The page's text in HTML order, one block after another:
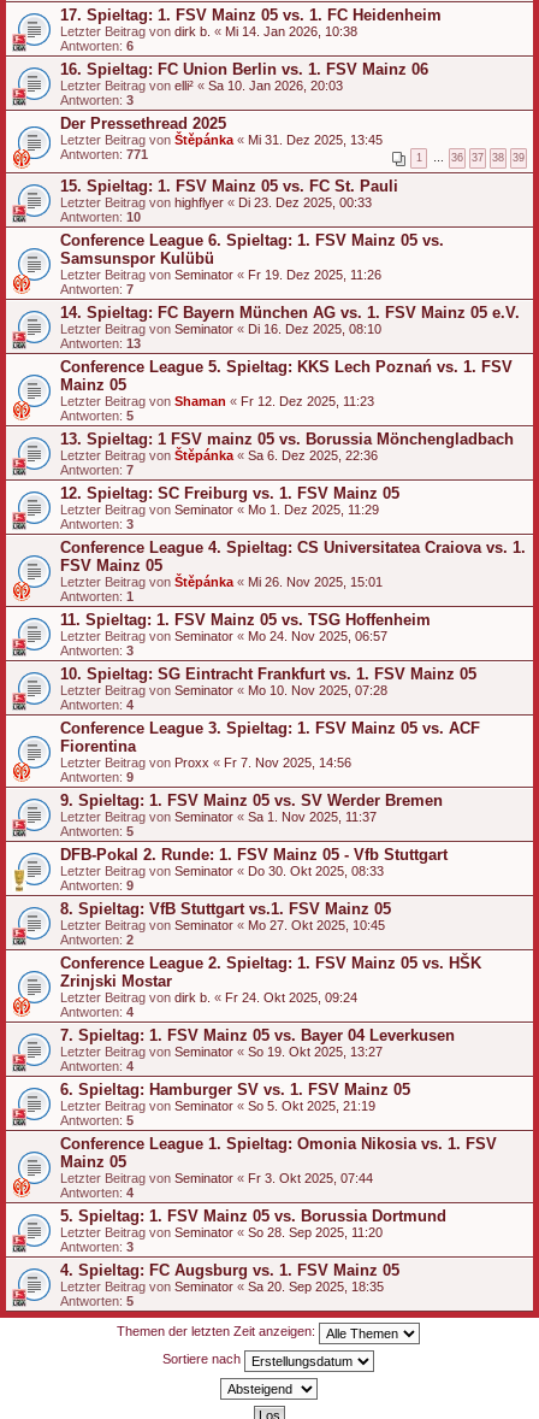
17. Spieltag: 1. FSV Mainz 05 vs. 1. FC Heidenheim
Letzter Beitrag von dirk b. « Mi 14. Jan 2026, 10:38
Antworten: 6
16. Spieltag: FC Union Berlin vs. 1. FSV Mainz 06
Letzter Beitrag von elli² « Sa 10. Jan 2026, 20:03
Antworten: 3
Der Pressethread 2025
Letzter Beitrag von Štěpánka « Mi 31. Dez 2025, 13:45
Antworten: 771 1 36 37 38 39
15. Spieltag: 1. FSV Mainz 05 vs. FC St. Pauli
Letzter Beitrag von highflyer « Di 23. Dez 2025, 00:33
Antworten: 10
Conference League 6. Spieltag: 1. FSV Mainz 05 vs.
Samsunspor Kulübü
Letzter Beitrag von Seminator « Fr 19. Dez 2025, 11:26
Antworten: 7
14. Spieltag: FC Bayern München AG vs. 1. FSV Mainz 05 e.V.
Letzter Beitrag von Seminator « Di 16. Dez 2025, 08:10
Antworten: 13
Conference League 5. Spieltag: KKS Lech Poznań vs. 1. FSV
Mainz 05
Letzter Beitrag von Shaman « Fr 12. Dez 2025, 11:23
Antworten: 5
13. Spieltag: 1 FSV mainz 05 vs. Borussia Mönchengladbach
Letzter Beitrag von Štěpánka « Sa 6. Dez 2025, 22:36
Antworten: 7
12. Spieltag: SC Freiburg vs. 1. FSV Mainz 05
Letzter Beitrag von Seminator « Mo 1. Dez 2025, 11:29
Antworten: 3
Conference League 4. Spieltag: CS Universitatea Craiova vs. 1.
FSV Mainz 05
Letzter Beitrag von Štěpánka « Mi 26. Nov 2025, 15:01
Antworten: 1
11. Spieltag: 1. FSV Mainz 05 vs. TSG Hoffenheim
Letzter Beitrag von Seminator « Mo 24. Nov 2025, 06:57
Antworten: 3
10. Spieltag: SG Eintracht Frankfurt vs. 1. FSV Mainz 05
Letzter Beitrag von Seminator « Mo 10. Nov 2025, 07:28
Antworten: 4
Conference League 3. Spieltag: 1. FSV Mainz 05 vs. ACF
Fiorentina
Letzter Beitrag von Proxx « Fr 7. Nov 2025, 14:56
Antworten: 9
9. Spieltag: 1. FSV Mainz 05 vs. SV Werder Bremen
Letzter Beitrag von Seminator « Sa 1. Nov 2025, 11:37
Antworten: 5
DFB-Pokal 2. Runde: 1. FSV Mainz 05 - Vfb Stuttgart
Letzter Beitrag von Seminator « Do 30. Okt 2025, 08:33
Antworten: 9
8. Spieltag: VfB Stuttgart vs.1. FSV Mainz 05
Letzter Beitrag von Seminator « Mo 27. Okt 2025, 10:45
Antworten: 2
Conference League 2. Spieltag: 1. FSV Mainz 05 vs. HŠK
Zrinjski Mostar
Letzter Beitrag von dirk b. « Fr 24. Okt 2025, 09:24
Antworten: 4
7. Spieltag: 1. FSV Mainz 05 vs. Bayer 04 Leverkusen
Letzter Beitrag von Seminator « So 19. Okt 2025, 13:27
Antworten: 4
6. Spieltag: Hamburger SV vs. 1. FSV Mainz 05
Letzter Beitrag von Seminator « So 5. Okt 2025, 21:19
Antworten: 5
Conference League 1. Spieltag: Omonia Nikosia vs. 1. FSV
Mainz 05
Letzter Beitrag von Seminator « Fr 3. Okt 2025, 07:44
Antworten: 4
5. Spieltag: 1. FSV Mainz 05 vs. Borussia Dortmund
Letzter Beitrag von Seminator « So 28. Sep 2025, 11:20
Antworten: 3
4. Spieltag: FC Augsburg vs. 1. FSV Mainz 05
Letzter Beitrag von Seminator « Sa 20. Sep 2025, 18:35
Antworten: 5
Themen der letzten Zeit anzeigen:
Sortiere nach